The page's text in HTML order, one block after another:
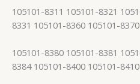
105101-8311 105101-8321
8331 105101-8360 105101-8370
105101-8380 105101-8381
8384 105101-8400 105101-8410